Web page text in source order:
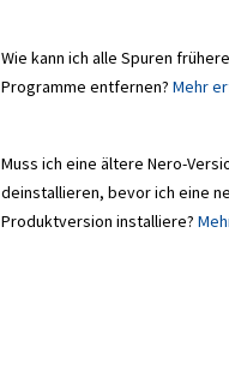
Wie kann ich alle Spuren
Programme entfernen? Mehr
Muss ich eine ältere Nero-
deinstallieren, bevor ich eine
Produktversion installiere?